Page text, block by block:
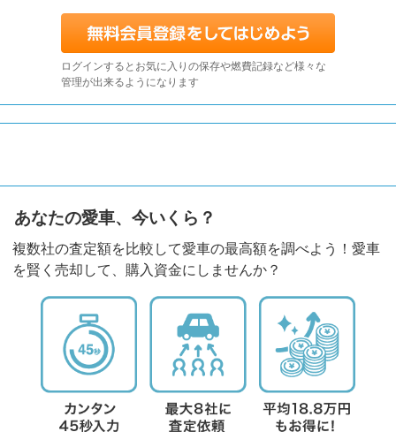
ログインするとお気に入りの保存や燃費記録など様々な
管理が出来るようになります
あなたの愛車、今いくら？
複数社の査定額を比較して愛車の最高額を調べよう！愛車
を賢く売却して、購入資金にしませんか？